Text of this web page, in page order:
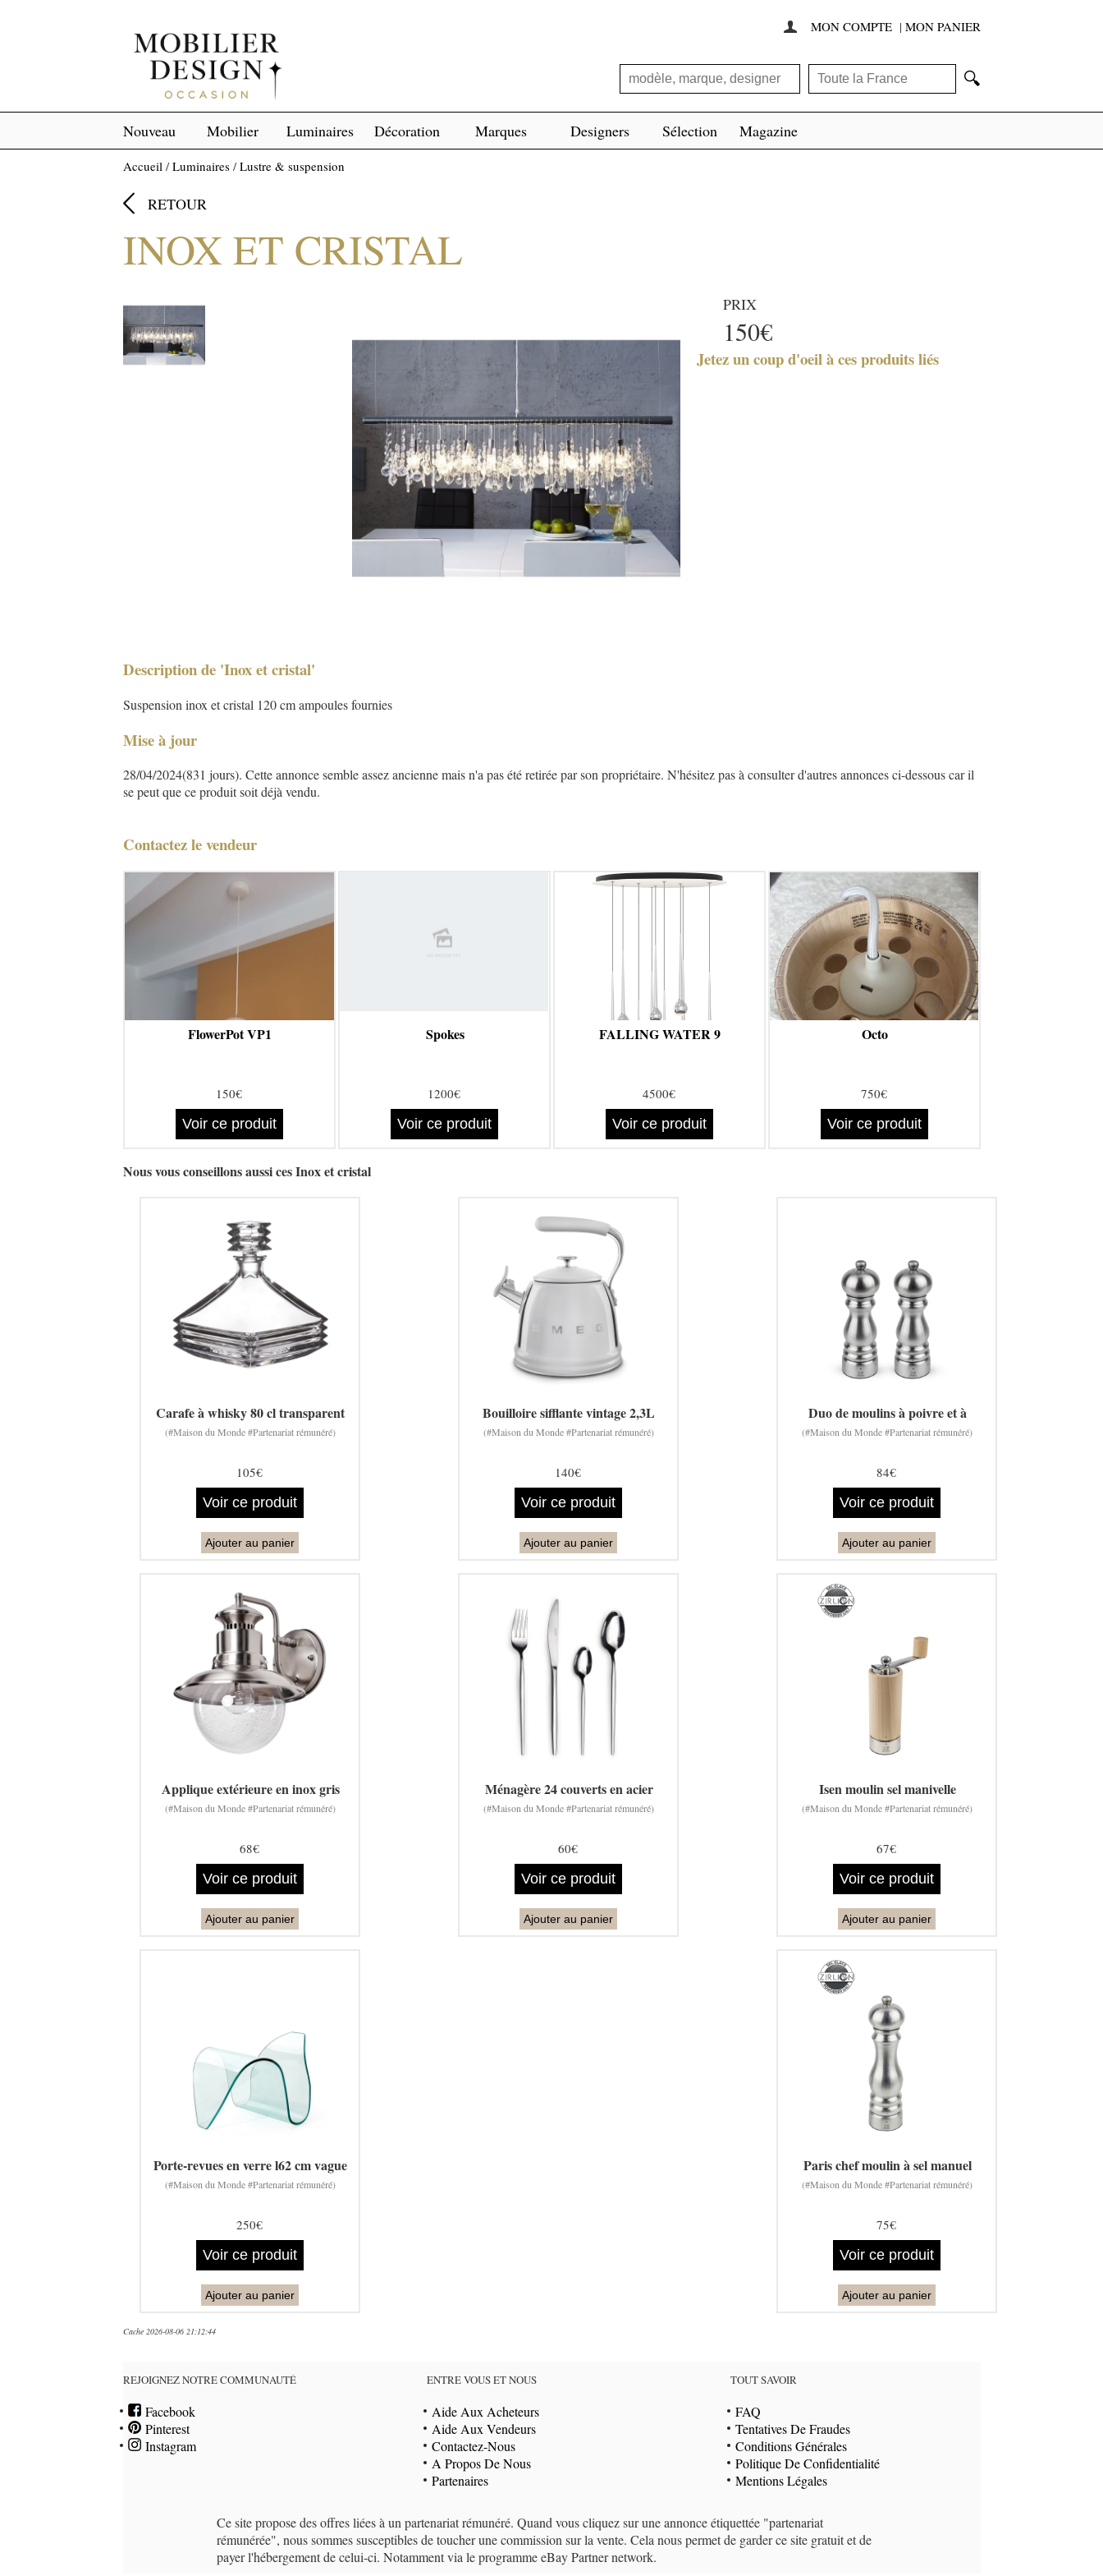
 MON COMPTE | MON PANIER
🔍
Nouveau Mobilier Luminaires Décoration Marques Designers Sélection Magazine
Accueil/Luminaires/Lustre & suspension
 RETOUR
INOX ET CRISTAL
PRIX
150€
Description de 'Inox et cristal'
Suspension inox et cristal 120 cm ampoules fournies
Mise à jour
28/04/2024(831 jours). Cette annonce semble assez ancienne mais n'a pas été retirée par son propriétaire. N'hésitez pas à consulter d'autres annonces ci-dessous car il
se peut que ce produit soit déjà vendu.
Contactez le vendeur
Jetez un coup d'oeil à ces produits liés
FlowerPot VP1
150€
Voir ce produit
Spokes
1200€
Voir ce produit
FALLING WATER 9
4500€
Voir ce produit
Octo
750€
Voir ce produit
Nous vous conseillons aussi ces Inox et cristal
Carafe à whisky 80 cl transparent
(#Maison du Monde #Partenariat rémunéré)
105€
Voir ce produit
Ajouter au panier
Bouilloire sifflante vintage 2,3L
(#Maison du Monde #Partenariat rémunéré)
140€
Voir ce produit
Ajouter au panier
Duo de moulins à poivre et à
(#Maison du Monde #Partenariat rémunéré)
84€
Voir ce produit
Ajouter au panier
Applique extérieure en inox gris
(#Maison du Monde #Partenariat rémunéré)
68€
Voir ce produit
Ajouter au panier
Ménagère 24 couverts en acier
(#Maison du Monde #Partenariat rémunéré)
60€
Voir ce produit
Ajouter au panier
Isen moulin sel manivelle
(#Maison du Monde #Partenariat rémunéré)
67€
Voir ce produit
Ajouter au panier
Porte-revues en verre l62 cm vague
(#Maison du Monde #Partenariat rémunéré)
250€
Voir ce produit
Ajouter au panier
Paris chef moulin à sel manuel
(#Maison du Monde #Partenariat rémunéré)
75€
Voir ce produit
Ajouter au panier
Cache 2026-08-06 21:12:44
REJOIGNEZ NOTRE COMMUNAUTÉ
Facebook
Pinterest
Instagram
ENTRE VOUS ET NOUS
Aide Aux Acheteurs
Aide Aux Vendeurs
Contactez-Nous
A Propos De Nous
Partenaires
TOUT SAVOIR
FAQ
Tentatives De Fraudes
Conditions Générales
Politique De Confidentialité
Mentions Légales
Ce site propose des offres liées à un partenariat rémunéré. Quand vous cliquez sur une annonce étiquettée "partenariat
rémunérée", nous sommes susceptibles de toucher une commission sur la vente. Cela nous permet de garder ce site gratuit et de
payer l'hébergement de celui-ci. Notamment via le programme eBay Partner network.